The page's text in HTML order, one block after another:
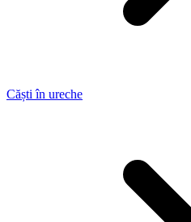
Căști în ureche